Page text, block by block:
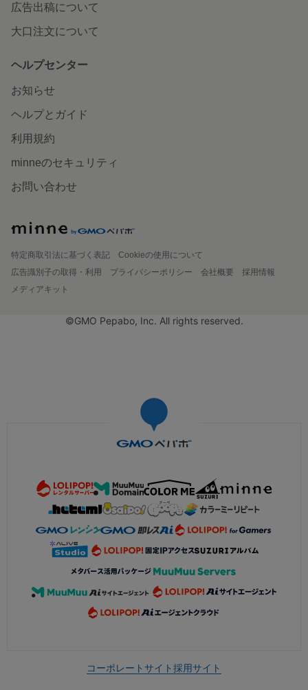
広告出稿について
大口注文について
ヘルプセンター
お知らせ
ヘルプとガイド
利用規約
minneのセキュリティ
お問い合わせ
特定商取引法に基づく表記
Cookieの使用について
広告識別子の取得・利用
プライバシーポリシー 会社概要
採用情報
メディアキット
©GMO Pepabo, Inc. All rights reserved.
コーポレートサイト採用サイト